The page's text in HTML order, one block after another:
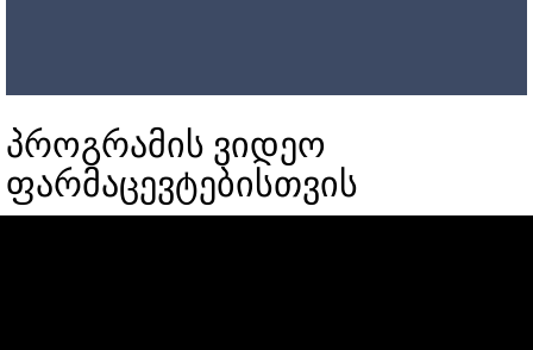
პროგრამის ვიდეო
ფარმაცევტებისთვის